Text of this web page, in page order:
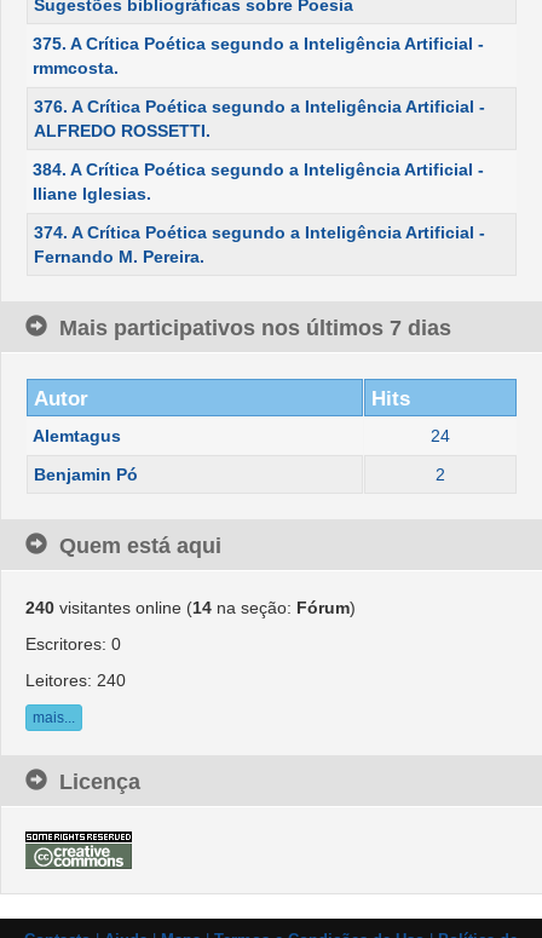
Sugestões bibliográficas sobre Poesia
375. A Crítica Poética segundo a Inteligência Artificial -
rmmcosta.
376. A Crítica Poética segundo a Inteligência Artificial -
ALFREDO ROSSETTI.
384. A Crítica Poética segundo a Inteligência Artificial -
Iliane Iglesias.
374. A Crítica Poética segundo a Inteligência Artificial -
Fernando M. Pereira.
Mais participativos nos últimos 7 dias
Autor Hits
Alemtagus
24
Benjamin Pó
2
Quem está aqui
240 visitantes online (14 na seção: Fórum)
Escritores: 0
Leitores: 240
mais...
Licença